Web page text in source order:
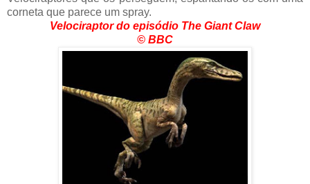
corneta que parece um spray.
Velociraptor do episódio The Giant Claw
© BBC